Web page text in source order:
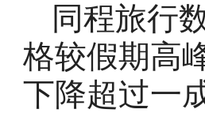
同程旅行
格较假期高
下降超过一